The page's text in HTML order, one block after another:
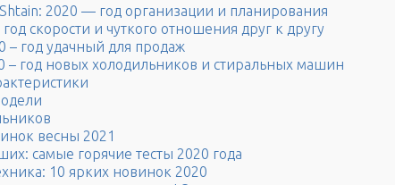
2020 — год организации и планирования
скорости и чуткого отношения друг к другу
– год удачный для продаж
– год новых холодильников и стиральных машин
весны 2021
самые горячие тесты 2020 года
10 ярких новинок 2020